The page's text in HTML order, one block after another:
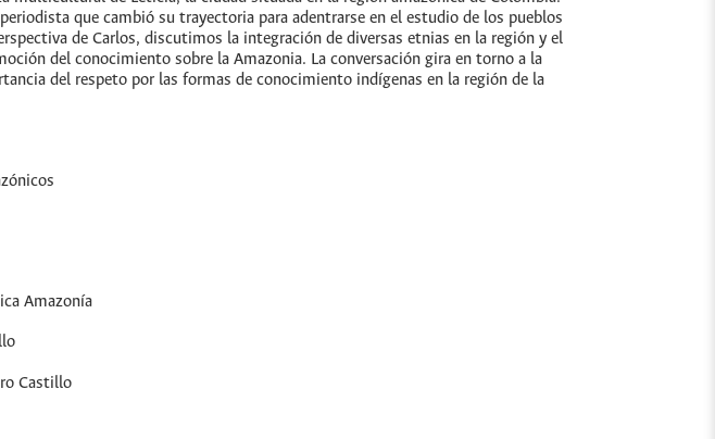
que cambió su trayectoria para adentrarse en el estudio de los pueblos
de Carlos, discutimos la integración de diversas etnias en la región y el
del conocimiento sobre la Amazonia. La conversación gira en torno a la
del respeto por las formas de conocimiento indígenas en la región de la
Amazonía
Castillo